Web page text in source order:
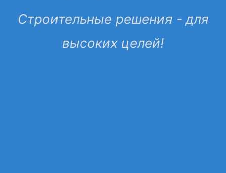
Строительные решения - для
высоких целей!